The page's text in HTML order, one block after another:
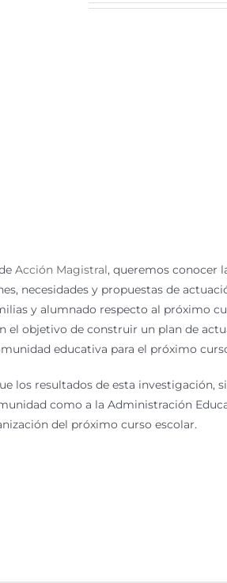
Acción Magistral, queremos conocer
necesidades y propuestas de
y alumnado respecto al próximo
el objetivo de construir un plan de
educativa para el próximo
los resultados de esta investigación,
como a la Administración
del próximo curso escolar.